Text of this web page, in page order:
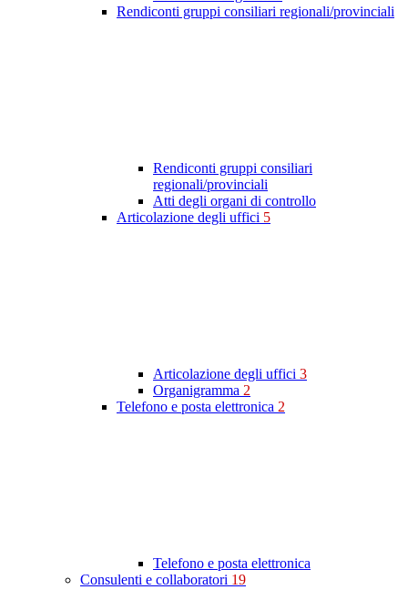
Rendiconti gruppi consiliari regionali/provinciali
Rendiconti gruppi consiliari
regionali/provinciali
Atti degli organi di controllo
Articolazione degli uffici 5
Articolazione degli uffici 3
Organigramma 2
Telefono e posta elettronica 2
Telefono e posta elettronica
Consulenti e collaboratori 19